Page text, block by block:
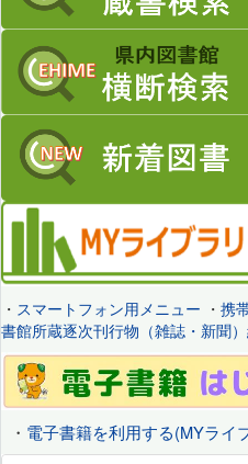
・ スマートフォン用メニュー ・ 携
書館所蔵逐次刊行物（雑誌・新聞
・ 電子書籍を利用する(MYライ